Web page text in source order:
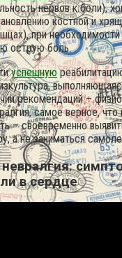
нервов к боли),
костной и
при
острую боль.
успешную
рекомендаций –
самое верное,
– своевременно
а не заниматься
в сердце